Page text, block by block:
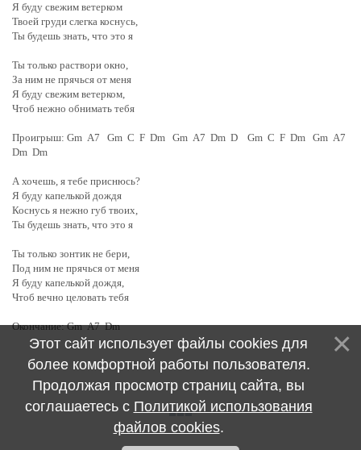
Я буду свежим ветерком
Твоей груди слегка коснусь,
Ты будешь знать, что это я
Ты только раствори окно,
За ним не прячься от меня
Я буду свежим ветерком,
Чтоб нежно обнимать тебя
Проигрыш: Gm A7 Gm C F Dm Gm A7 Dm D Gm C F Dm Gm A7
Dm Dm
А хочешь, я тебе приснюсь?
Я буду капелькой дождя
Коснусь я нежно губ твоих,
Ты будешь знать, что это я
Ты только зонтик не бери,
Под ним не прячься от меня
Я буду капелькой дождя,
Чтоб вечно целовать тебя
Окончание: Gm A7 Dm
Этот сайт использует файлы cookies для
более комфортной работы пользователя.
Продолжая просмотр страниц сайта, вы
соглашаетесь с Политикой использования
файлов cookies.